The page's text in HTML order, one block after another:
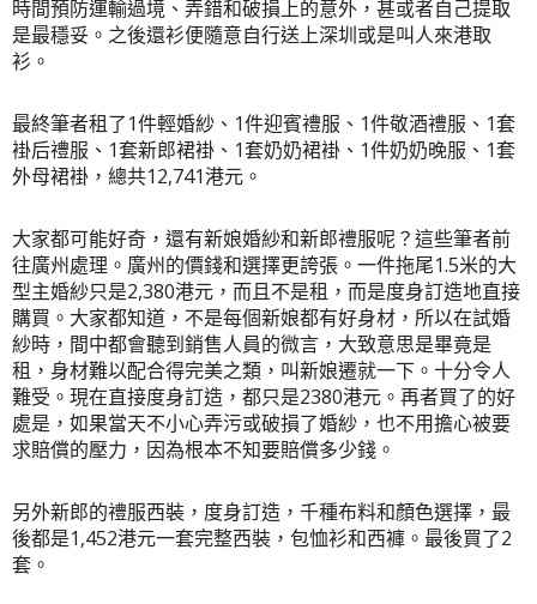
時間預防運輸過境、弄錯和破損上的意外，甚或者自己提取
是最穩妥。之後還衫便隨意自行送上深圳或是叫人來港取
衫。
最終筆者租了1件輕婚紗、1件迎賓禮服、1件敬酒禮服、1套
褂后禮服、1套新郎裙褂、1套奶奶裙褂、1件奶奶晚服、1套
外母裙褂，總共12,741港元。
大家都可能好奇，還有新娘婚紗和新郎禮服呢？這些筆者前
往廣州處理 。廣州的價錢和選擇更誇張。一件拖尾1.5米的大
型主婚紗只是2,380港元，而且不是租，而是度身訂造地直接
購買。大家都知道，不是每個新娘都有好身材，所以在試婚
紗時，間中都會聽到銷售人員的微言，大致意思是畢竟是
租，身材難以配合得完美之類，叫新娘遷就一下。十分令人
難受。現在直接度身訂造，都只是2380港元。再者買了的好
處是，如果當天不小心弄污或破損了婚紗，也不用擔心被要
求賠償的壓力，因為根本不知要賠償多少錢。
另外新郎的禮服西裝，度身訂造，千種布料和顏色選擇，最
後都是1,452港元一套完整西裝，包恤衫和西褲。最後買了2
套。